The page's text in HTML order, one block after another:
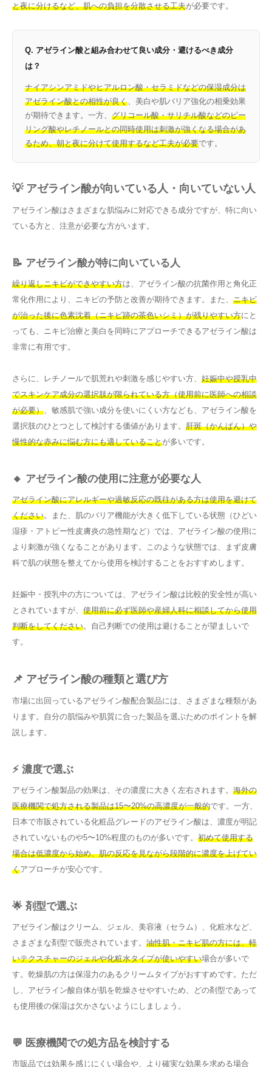
と夜に分けるなど、肌への負担を分散させる工夫が必要です。
Q. アゼライン酸と組み合わせて良い成分・避けるべき成分
は？
ナイアシンアミドやヒアルロン酸・セラミドなどの保湿成分は
アゼライン酸との相性が良く 、美白や肌バリア強化の相乗効果
が期待できます。一方、 グリコール酸・サリチル酸などのピー
リング酸やレチノールとの同時使用は刺激が強くなる場合があ
るため、朝と夜に分けて使用するなど工夫が必要です。
💡 アゼライン酸が向いている人・向いていない人
アゼライン酸はさまざまな肌悩みに対応できる成分ですが、特に向い
ている方と、注意が必要な方がいます。
📝 アゼライン酸が特に向いている人
繰り返しニキビができやすい方は、アゼライン酸の抗菌作用と角化正
常化作用により、ニキビの予防と改善が期待できます。また、 ニキビ
が治った後に色素沈着（ニキビ跡の茶色いシミ）が残りやすい方にと
っても、ニキビ治療と美白を同時にアプローチできるアゼライン酸は
非常に有用です。
さらに、レチノールで肌荒れや刺激を感じやすい方、 妊娠中や授乳中
でスキンケア成分の選択肢が限られている方（使用前に医師への相談
が必要） 、敏感肌で強い成分を使いにくい方なども、アゼライン酸を
選択肢のひとつとして検討する価値があります。 肝斑（かんぱん）や
慢性的な赤みに悩む方にも適していることが多いです。
🔸 アゼライン酸の使用に注意が必要な人
アゼライン酸にアレルギーや過敏反応の既往がある方は使用を避けて
ください。また、肌のバリア機能が大きく低下している状態（ひどい
湿疹・アトピー性皮膚炎の急性期など）では、アゼライン酸の使用に
より刺激が強くなることがあります。このような状態では、まず皮膚
科で肌の状態を整えてから使用を検討することをおすすめします。
妊娠中・授乳中の方については、アゼライン酸は比較的安全性が高い
とされていますが、 使用前に必ず医師や産婦人科に相談してから使用
判断をしてください。自己判断での使用は避けることが望ましいで
す。
📌 アゼライン酸の種類と選び方
市場に出回っているアゼライン酸配合製品には、さまざまな種類があ
ります。自分の肌悩みや肌質に合った製品を選ぶためのポイントを解
説します。
⚡ 濃度で選ぶ
アゼライン酸製品の効果は、その濃度に大きく左右されます。 海外の
医療機関で処方される製品は15〜20%の高濃度が一般的です。一方、
日本で市販されている化粧品グレードのアゼライン酸は、濃度が明記
されていないものや5〜10%程度のものが多いです。 初めて使用する
場合は低濃度から始め、肌の反応を見ながら段階的に濃度を上げてい
くアプローチが安心です。
🌟 剤型で選ぶ
アゼライン酸はクリーム、ジェル、美容液（セラム）、化粧水など、
さまざまな剤型で販売されています。 油性肌・ニキビ肌の方には、軽
いテクスチャーのジェルや化粧水タイプが使いやすい場合が多いで
す。乾燥肌の方は保湿力のあるクリームタイプがおすすめです。ただ
し、アゼライン酸自体が肌を乾燥させやすいため、どの剤型であって
も使用後の保湿は欠かさないようにしましょう。
💬 医療機関での処方品を検討する
市販品では効果を感じにくい場合や、より確実な効果を求める場合